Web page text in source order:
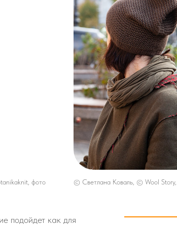
фото © Светлана Коваль, © Wool
подойдет как для